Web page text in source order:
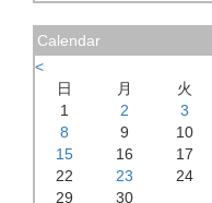
Calendar
<
日
月 火
1
2 3
8
9 10
15
16 17
22
23 24
29
30